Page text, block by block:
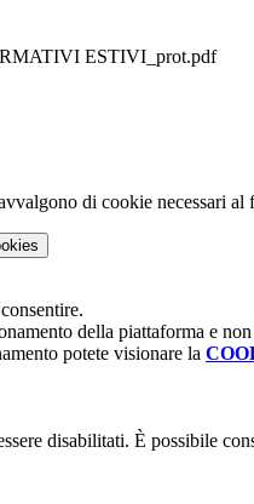
ESTIVI_prot.pdf
di cookie necessari
della piattaforma e
potete visionare la
disabilitati. È possibile